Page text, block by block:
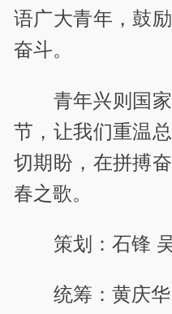
语广大青年，鼓
奋斗。
青年兴则国
节，让我们重温
切期盼，在拼搏
春之歌。
策划：石锋
统筹：黄庆